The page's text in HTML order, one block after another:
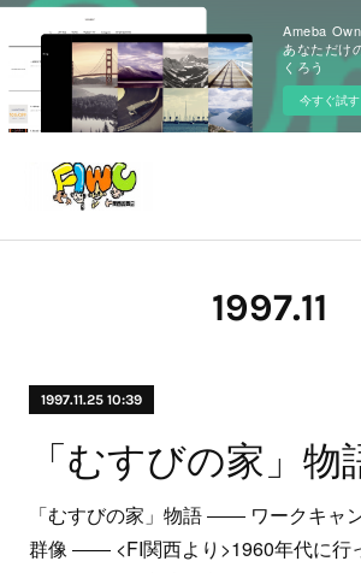
Ameba
あなただけ
くろう
今すぐ試す
1997.11
1997.11.25 10:39
「むすびの家」物語 ―― ワークキャ
群像 ―― <FI関西より>1960年代に行